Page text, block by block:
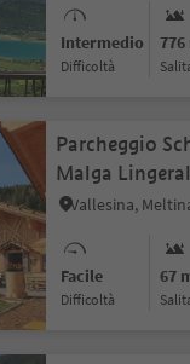
Intermedio
Difficoltà
776
Parcheggio
Malga
Vallesina,
Facile
Difficoltà
67